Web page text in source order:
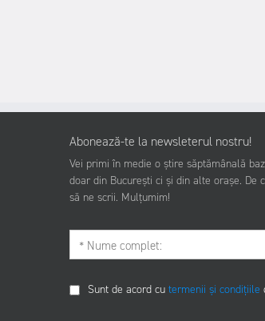
Abonează-te la newsleterul nostru!
Vei primi în medie o știre săptămânală
doar din București ci și din alte orașe.
să ne scrii. Mulțumim!
Sunt de acord cu termenii și condițiile